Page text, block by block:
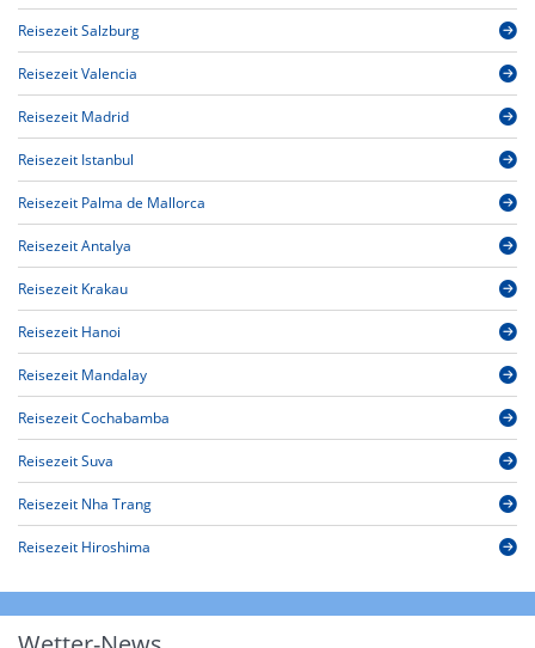
Reisezeit Salzburg
Reisezeit Valencia
Reisezeit Madrid
Reisezeit Istanbul
Reisezeit Palma de Mallorca
Reisezeit Antalya
Reisezeit Krakau
Reisezeit Hanoi
Reisezeit Mandalay
Reisezeit Cochabamba
Reisezeit Suva
Reisezeit Nha Trang
Reisezeit Hiroshima